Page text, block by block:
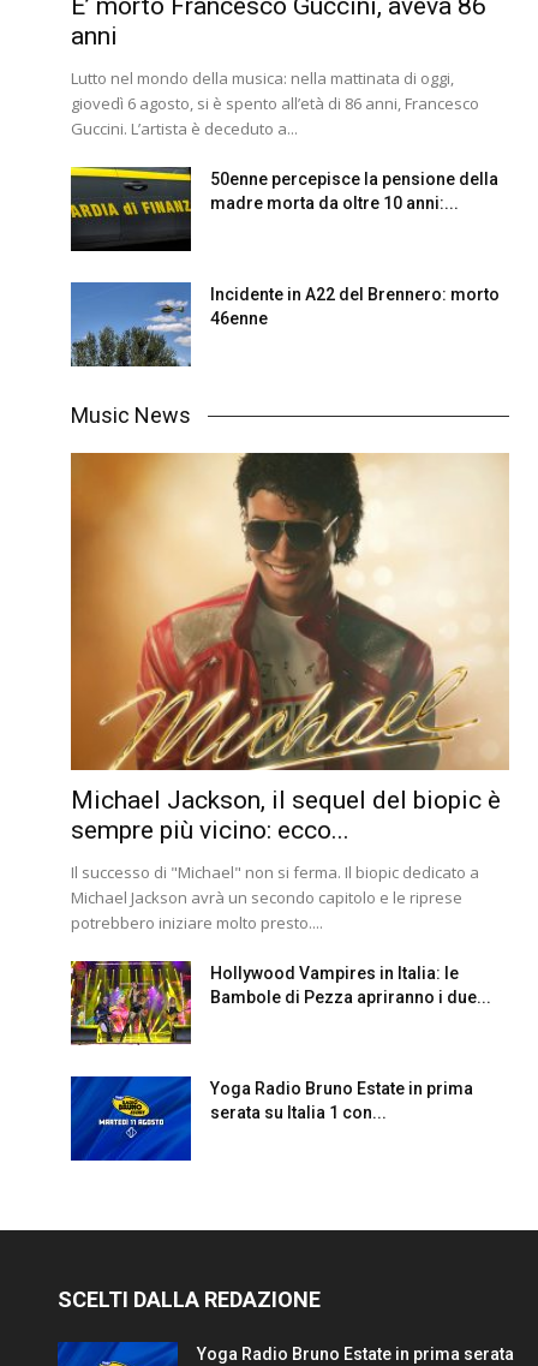
anni
Lutto nel mondo della musica: nella mattinata di oggi,
giovedì 6 agosto, si è spento all’età di 86 anni, Francesco
Guccini. L’artista è deceduto a...
50enne percepisce la pensione della
madre morta da oltre 10 anni:...
Incidente in A22 del Brennero: morto
46enne
Music News
Michael Jackson, il sequel del biopic è
sempre più vicino: ecco...
Il successo di "Michael" non si ferma. Il biopic dedicato a
Michael Jackson avrà un secondo capitolo e le riprese
potrebbero iniziare molto presto....
Hollywood Vampires in Italia: le
Bambole di Pezza apriranno i due...
Yoga Radio Bruno Estate in prima
serata su Italia 1 con...
SCELTI DALLA REDAZIONE
Yoga Radio Bruno Estate in prima serata